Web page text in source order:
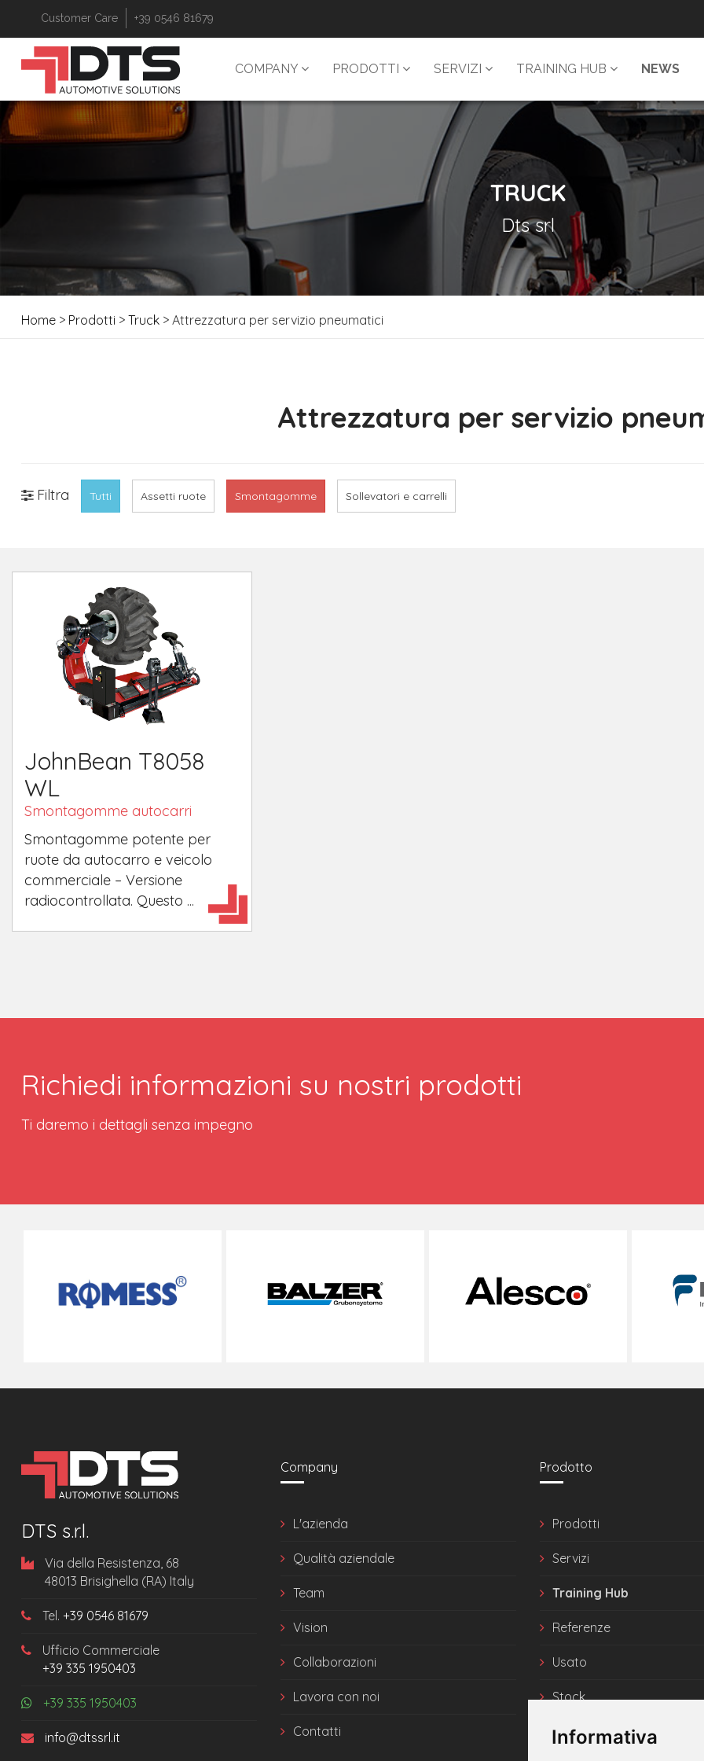
Informativa
Customer Care +39 0546 81679
COMPANY PRODOTTI SERVIZI TRAINING HUB NEWS
TRUCK
Dts srl
Home > Prodotti > Truck > Attrezzatura per servizio pneumatici
Attrezzatura per servizio
Filtra Tutti Assetti ruote Smontagomme Sollevatori e carrelli
JohnBean T8058
WL
Smontagomme autocarri
Smontagomme potente per
ruote da autocarro e veicolo
commerciale – Versione
radiocontrollata. Questo ...
Richiedi informazioni su nostri prodotti
Ti daremo i dettagli senza impegno
DTS s.r.l.
Via della Resistenza, 68
48013 Brisighella (RA) Italy
Tel. +39 0546 81679
Ufficio Commerciale
+39 335 1950403
+39 335 1950403
info@dtssrl.it
Company
L'azienda
Qualità aziendale
Team
Vision
Collaborazioni
Lavora con noi
Contatti
Prodotto
Prodotti
Servizi
Training Hub
Referenze
Usato
Stock
News